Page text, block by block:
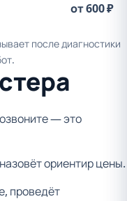
от 600 ₽
после диагностики
— это
ориентир цены.
проведёт